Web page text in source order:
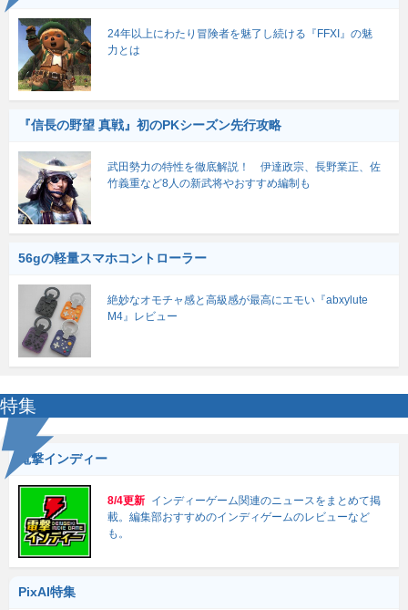
24年以上にわたり冒険者を魅了し続ける『FFXI』の魅
力とは
『信長の野望 真戦』初のPKシーズン先行攻略
武田勢力の特性を徹底解説！ 伊達政宗、長野業正、佐
竹義重など8人の新武将やおすすめ編制も
56gの軽量スマホコントローラー
絶妙なオモチャ感と高級感が最高にエモい『abxylute
M4』レビュー
特集
電撃インディー
8/4更新 インディーゲーム関連のニュースをまとめて掲
載。編集部おすすめのインディゲームのレビューなど
も。
PixAI特集